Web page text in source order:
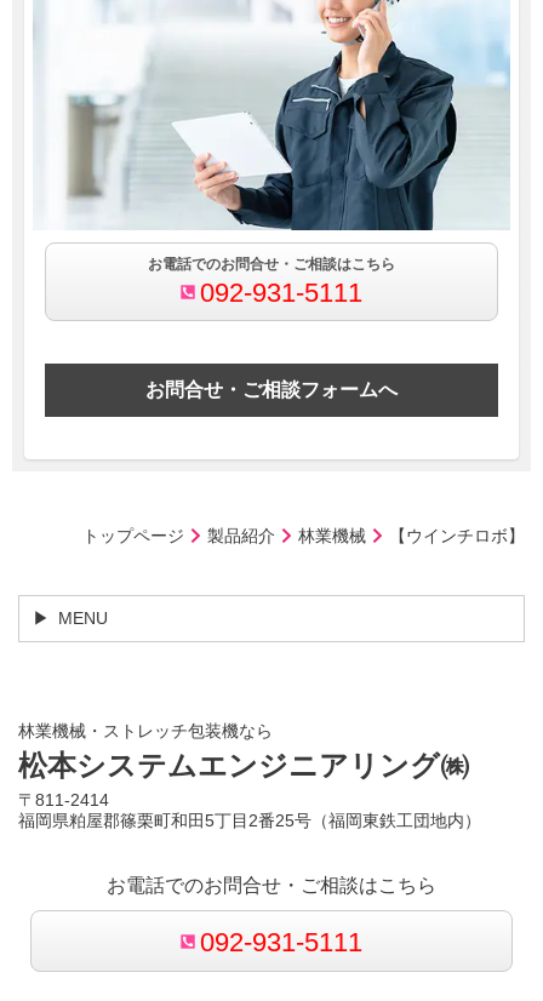
お電話でのお問合せ・ご相談はこちら
092-931-5111
お問合せ・ご相談フォームへ
トップページ 製品紹介 林業機械 【ウインチロボ】
MENU
林業機械・ストレッチ包装機なら
松本システムエンジニアリング㈱
〒811-2414
福岡県粕屋郡篠栗町和田5丁目2番25号（福岡東鉄工団地内）
お電話でのお問合せ・ご相談はこちら
092-931-5111